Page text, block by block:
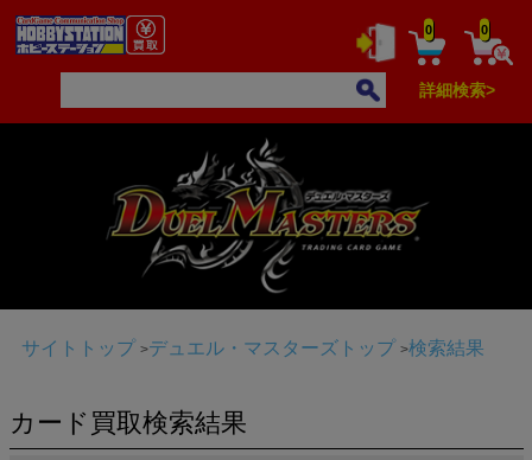
0 0
詳細検索>
サイトトップ デュエル・マスターズトップ 検索結果
カード買取検索結果